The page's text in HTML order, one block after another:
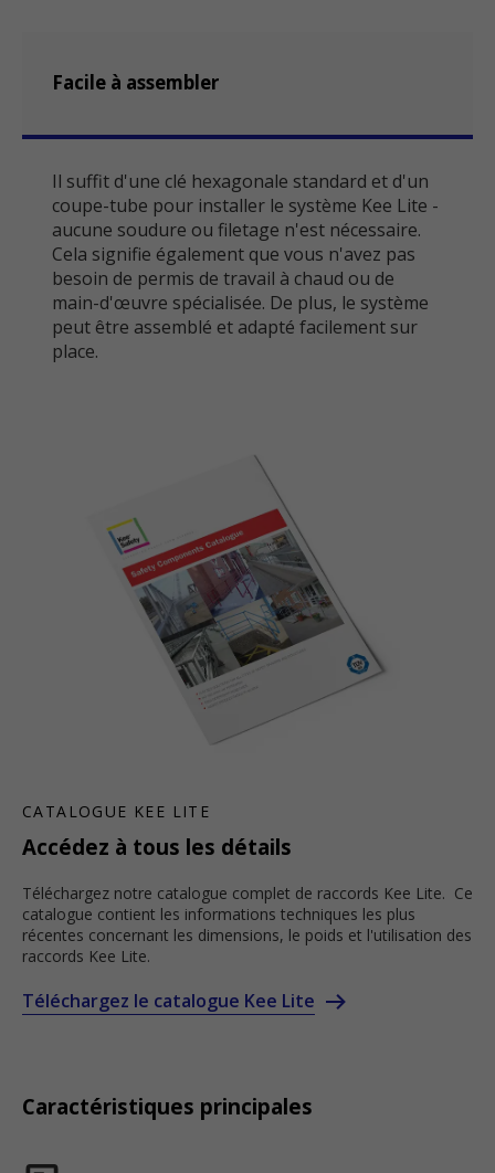
Facile à assembler
Il suffit d'une clé hexagonale standard et d'un
coupe-tube pour installer le système Kee Lite -
aucune soudure ou filetage n'est nécessaire.
Cela signifie également que vous n'avez pas
besoin de permis de travail à chaud ou de
main-d'œuvre spécialisée. De plus, le système
peut être assemblé et adapté facilement sur
place.
CATALOGUE KEE LITE
Accédez à tous les détails
Téléchargez notre catalogue complet de raccords Kee Lite. Ce
catalogue contient les informations techniques les plus
récentes concernant les dimensions, le poids et l'utilisation des
raccords Kee Lite.
Téléchargez le catalogue Kee Lite
Caractéristiques principales